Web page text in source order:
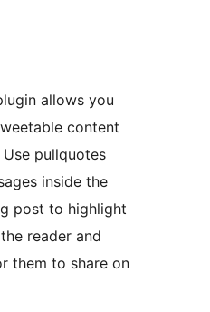
allows you
content
pullquotes
inside the
post to highlight
reader and
them to share on